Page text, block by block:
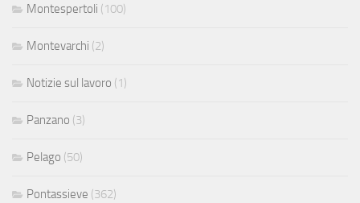
Montespertoli (100)
Montevarchi (2)
Notizie sul lavoro (1)
Panzano (3)
Pelago (50)
Pontassieve (362)